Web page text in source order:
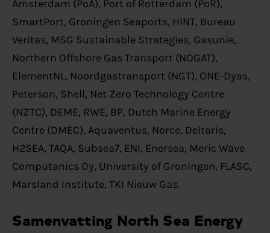
Amsterdam (PoA), Port of Rotterdam (PoR),
SmartPort, Groningen Seaports, HINT, Bureau
Veritas, MSG Sustainable Strategies, Gasunie,
Northern Offshore Gas Transport (NOGAT),
ElementNL, Noordgastransport (NGT), ONE-Dyas,
Peterson, Shell, Net Zero Technology Centre
(NZTC), DEME, RWE, BP, Dutch Marine Energy
Centre (DMEC), Aquaventus, Norce, Deltaris,
H2SEA, TAQA, Subsea7, ENI, Enersea, Meric Wave
Computanics Oy, University of Groningen, FLASC,
Marsland Institute, TKI Nieuw Gas.
Samenvatting North Sea Energy